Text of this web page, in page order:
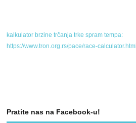
kalkulator brzine trčanja trke spram tempa:
https://www.tron.org.rs/pace/race-calculator.html
Pratite nas na Facebook-u!